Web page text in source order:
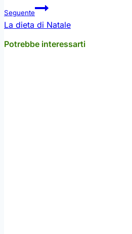
Seguente
La dieta di Natale
Potrebbe interessarti